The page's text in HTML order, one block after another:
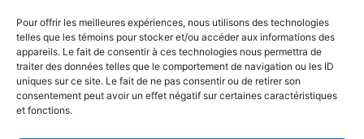
Pour offrir les meilleures expériences, nous utilisons des technologies
telles que les témoins pour stocker et/ou accéder aux informations des
appareils. Le fait de consentir à ces technologies nous permettra de
traiter des données telles que le comportement de navigation ou les ID
uniques sur ce site. Le fait de ne pas consentir ou de retirer son
consentement peut avoir un effet négatif sur certaines caractéristiques
et fonctions.
Les éditeurs
Les experts et collaborateurs